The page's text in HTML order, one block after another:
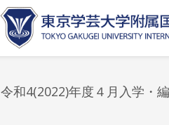
令和4(2022)年度４月入学・